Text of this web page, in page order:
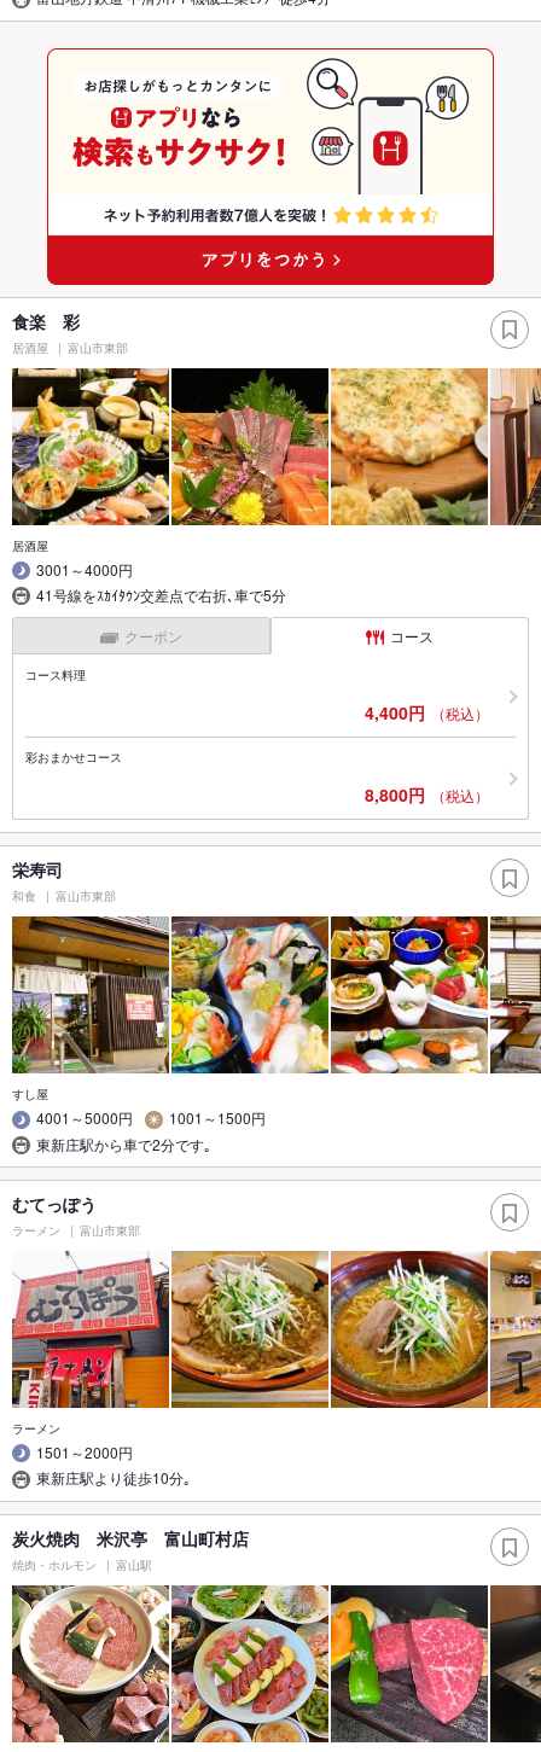
食楽 彩
居酒屋 富山市東部
居酒屋
3001～4000円
41号線をｽｶｲﾀｳﾝ交差点で右折､車で5分
クーポン コース
コース料理
4,400円 （税込）
彩おまかせコース
8,800円 （税込）
栄寿司
和食 富山市東部
すし屋
4001～5000円
1001～1500円
東新庄駅から車で2分です｡
むてっぽう
ラーメン 富山市東部
ラーメン
1501～2000円
東新庄駅より徒歩10分｡
炭火焼肉 米沢亭 富山町村店
焼肉・ホルモン 富山駅